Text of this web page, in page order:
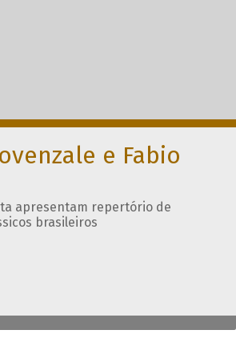
e Fabio
apresentam repertório de
brasileiros